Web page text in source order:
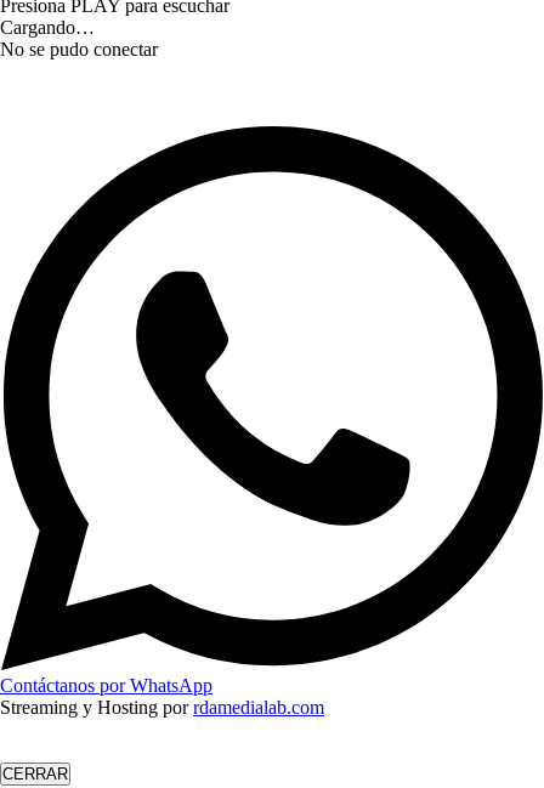
Presiona PLAY para escuchar
Cargando…
No se pudo conectar
Contáctanos por WhatsApp
Streaming y Hosting porrdamedialab.com
CERRAR